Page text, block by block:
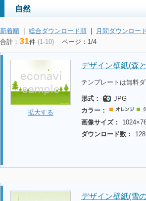
自然
新着順 | 総合ダウンロード順 | 月間ダウンロー
合計： 31件 (1-10) ページ：1/4
拡大する
デザイン壁紙(森
テンプレートは無料
形式：
JPG
カラー：
画像サイズ：
ダウンロード数：
128
デザイン壁紙(雪